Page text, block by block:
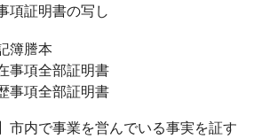
項証明書の写し
簿謄本
項全部証明書
項全部証明書
市内で事業を営んでいる事実を証す